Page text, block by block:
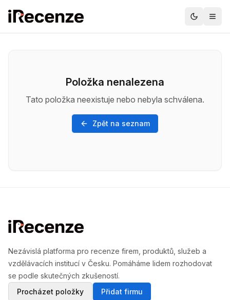
Položka nenalezena
Tato položka neexistuje nebo nebyla schválena.
Zpět na seznam
Nezávislá platforma pro recenze firem, produktů, služeb a
vzdělávacích institucí v Česku. Pomáháme lidem rozhodovat
se podle skutečných zkušeností.
Procházet položky
Přidat firmu